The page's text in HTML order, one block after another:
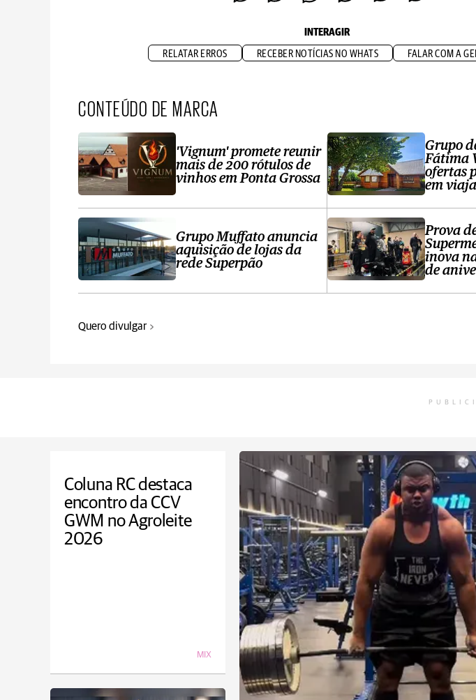
INTERAGIR
RELATAR ERROS RECEBER NOTÍCIAS NO WHATS FALAR COM A
CONTEÚDO DE MARCA
'Vignum' promete reunir
mais de 200 rótulos de
vinhos em Ponta Grossa
Grupo Muffato anuncia
aquisição de lojas da
rede Superpão
Grupo
Fátima
ofertas
em
Prova
inova
de
Quero divulgar
Coluna RC destaca
encontro da CCV
GWM no Agroleite
2026
MIX